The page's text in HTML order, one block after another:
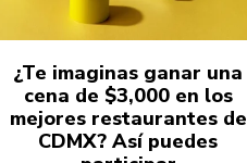
¿Te imaginas ganar una
cena de $3,000 en los
mejores restaurantes de
CDMX? Así puedes